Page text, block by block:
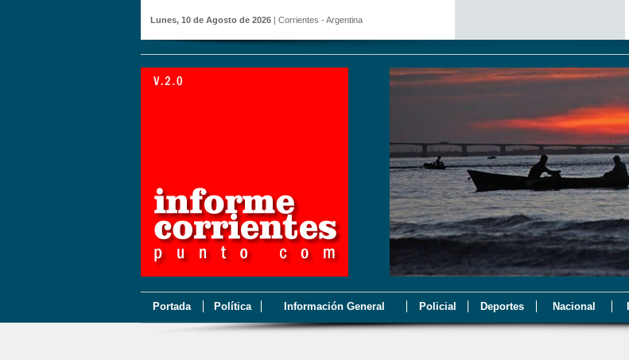
Lunes, 10 de Agosto de 2026 | Corrientes - Argentina
Portada Política Información General Policial Deportes Nacional